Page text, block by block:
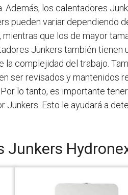
Además, los calentadores
pueden variar dependiendo
que los de mayor
Junkers también
la complejidad del trabajo.
ser revisados ​​y mantenidos
lo tanto, es importante
Junkers. Esto le ayudará a
Junkers